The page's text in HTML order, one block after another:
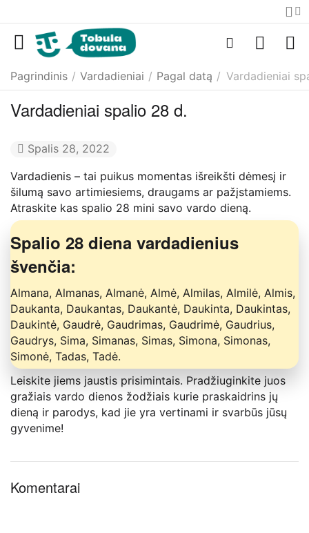
Pagrindinis / Vardadieniai / Pagal datą / Vardadieniai
Vardadieniai spalio 28 d.
Spalis 28, 2022
Vardadienis – tai puikus momentas išreikšti dėmesį ir
šilumą savo artimiesiems, draugams ar pažįstamiems.
Atraskite kas spalio 28 mini savo vardo dieną.
Spalio 28 diena vardadienius
švenčia:
Almana, Almanas, Almanė, Almė, Almilas, Almilė, Almis,
Daukanta, Daukantas, Daukantė, Daukinta, Daukintas,
Daukintė, Gaudrė, Gaudrimas, Gaudrimė, Gaudrius,
Gaudrys, Sima, Simanas, Simas, Simona, Simonas,
Simonė, Tadas, Tadė.
Leiskite jiems jaustis prisimintais. Pradžiuginkite juos
gražiais vardo dienos žodžiais kurie praskaidrins jų
dieną ir parodys, kad jie yra vertinami ir svarbūs jūsų
gyvenime!
Komentarai